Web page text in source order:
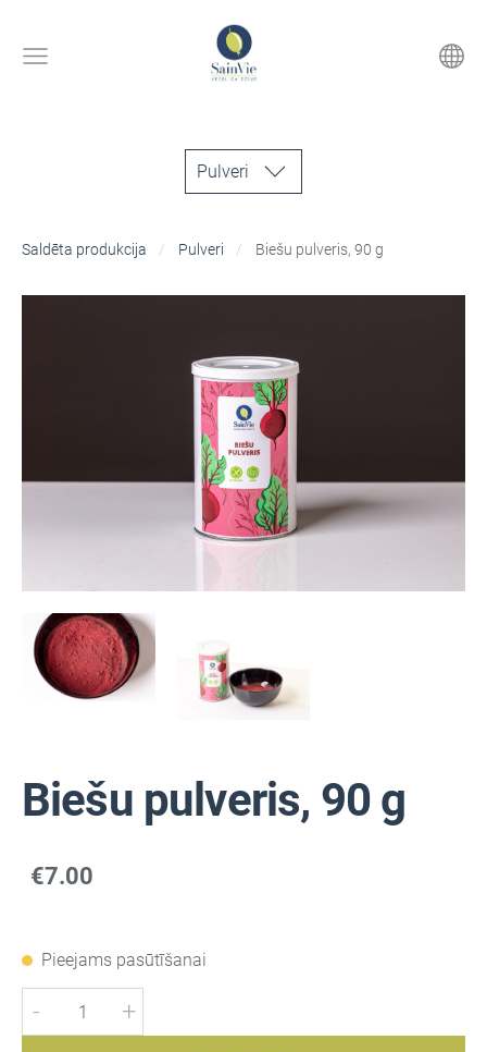
Pulveri
Saldēta produkcija Pulveri Biešu pulveris, 90 g
Biešu pulveris, 90 g
€7.00
Pieejams pasūtīšanai
- +